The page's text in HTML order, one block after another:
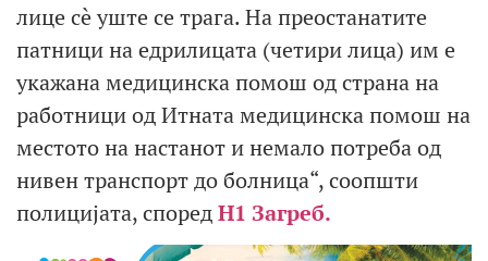
лице сè уште се трага. На преостанатите
патници на едрилицата (четири лица) им е
укажана медицинска помош од страна на
работници од Итната медицинска помош на
местото на настанот и немало потреба од
нивен транспорт до болница“, соопшти
полицијата, споредН1 Загреб.